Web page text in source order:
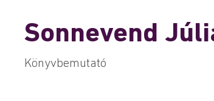
Sonnevend
Könyvbemutató